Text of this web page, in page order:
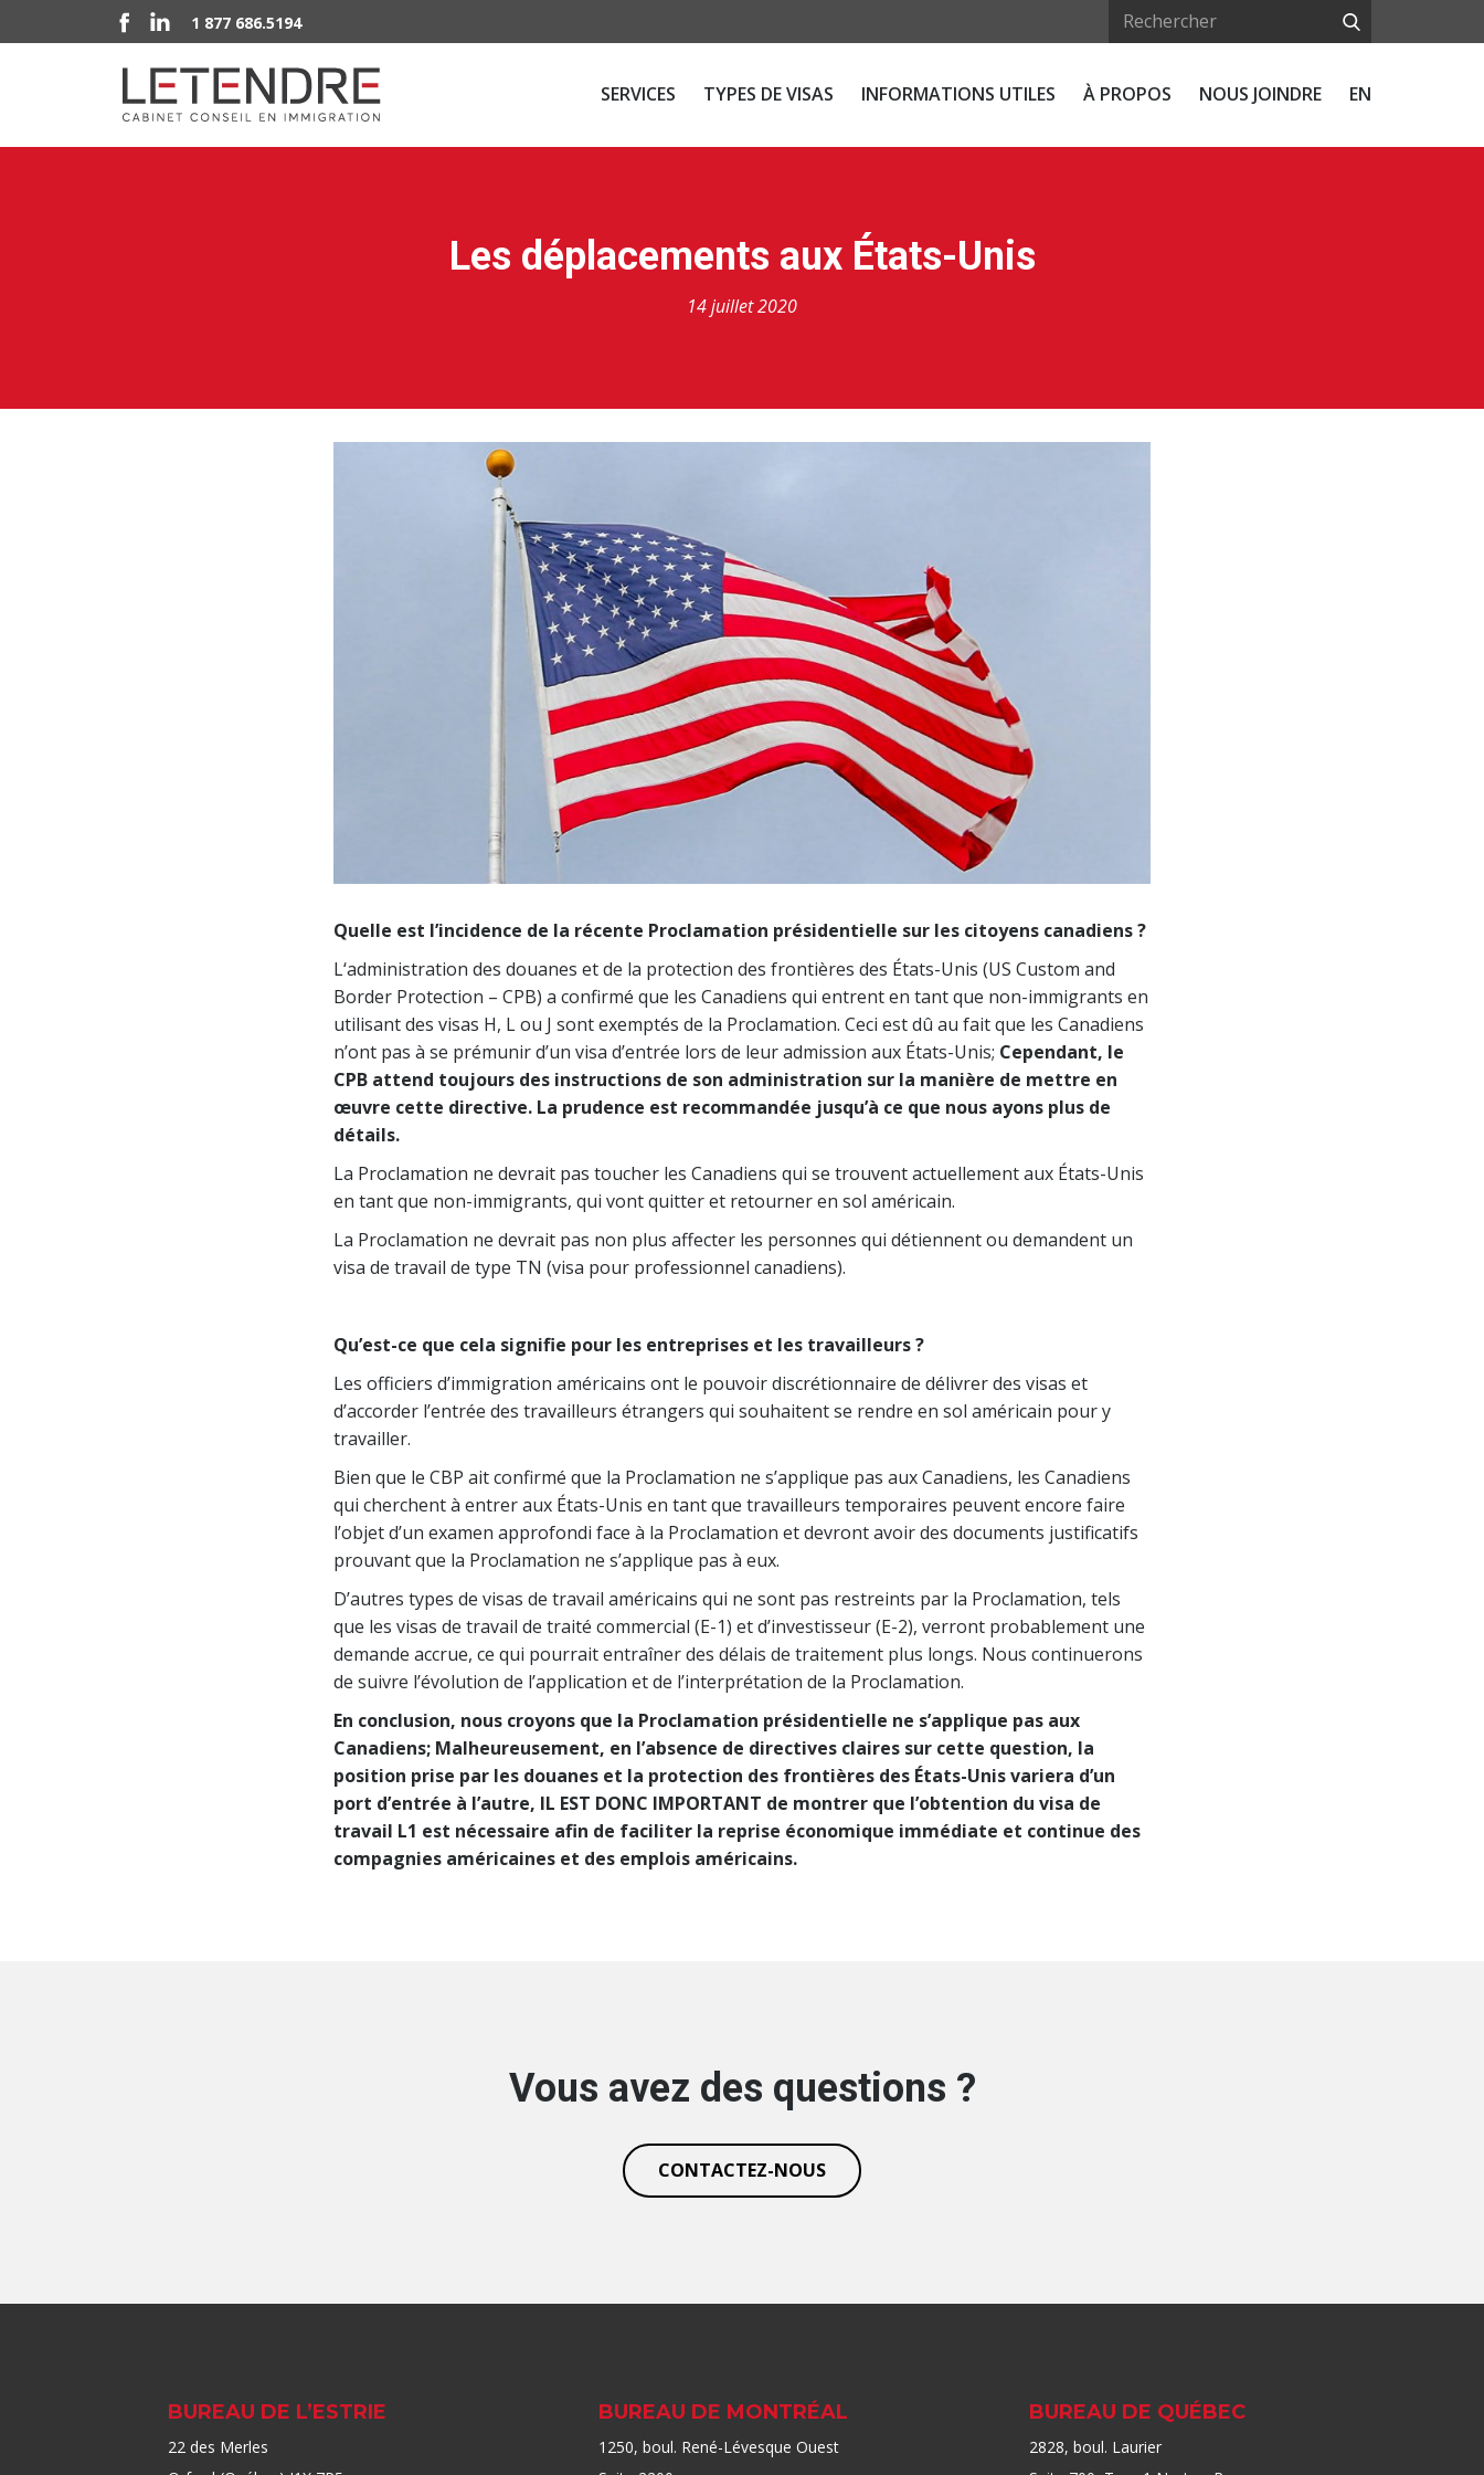
1 877 686.5194
SERVICES TYPES DE VISAS INFORMATIONS UTILES À PROPOS NOUS JOINDRE EN
Les déplacements aux États-Unis
14 juillet 2020
Quelle est l’incidence de la récente Proclamation présidentielle sur les citoyens canadiens ?
L‘administration des douanes et de la protection des frontières des États-Unis (US Custom and
Border Protection – CPB) a confirmé que les Canadiens qui entrent en tant que non-immigrants en
utilisant des visas H, L ou J sont exemptés de la Proclamation. Ceci est dû au fait que les Canadiens
n’ont pas à se prémunir d’un visa d’entrée lors de leur admission aux États-Unis; Cependant, le
CPB attend toujours des instructions de son administration sur la manière de mettre en
œuvre cette directive. La prudence est recommandée jusqu’à ce que nous ayons plus de
détails.
La Proclamation ne devrait pas toucher les Canadiens qui se trouvent actuellement aux États-Unis
en tant que non-immigrants, qui vont quitter et retourner en sol américain.
La Proclamation ne devrait pas non plus affecter les personnes qui détiennent ou demandent un
visa de travail de type TN (visa pour professionnel canadiens).
Qu’est-ce que cela signifie pour les entreprises et les travailleurs ?
Les officiers d’immigration américains ont le pouvoir discrétionnaire de délivrer des visas et
d’accorder l’entrée des travailleurs étrangers qui souhaitent se rendre en sol américain pour y
travailler.
Bien que le CBP ait confirmé que la Proclamation ne s’applique pas aux Canadiens, les Canadiens
qui cherchent à entrer aux États-Unis en tant que travailleurs temporaires peuvent encore faire
l’objet d’un examen approfondi face à la Proclamation et devront avoir des documents justificatifs
prouvant que la Proclamation ne s’applique pas à eux.
D’autres types de visas de travail américains qui ne sont pas restreints par la Proclamation, tels
que les visas de travail de traité commercial (E-1) et d’investisseur (E-2), verront probablement une
demande accrue, ce qui pourrait entraîner des délais de traitement plus longs. Nous continuerons
de suivre l’évolution de l’application et de l’interprétation de la Proclamation.
En conclusion, nous croyons que la Proclamation présidentielle ne s’applique pas aux
Canadiens; Malheureusement, en l’absence de directives claires sur cette question, la
position prise par les douanes et la protection des frontières des États-Unis variera d’un
port d’entrée à l’autre, IL EST DONC IMPORTANT de montrer que l’obtention du visa de
travail L1 est nécessaire afin de faciliter la reprise économique immédiate et continue des
compagnies américaines et des emplois américains.
Vous avez des questions ?
CONTACTEZ-NOUS
BUREAU DE L’ESTRIE
22 des Merles
BUREAU DE MONTRÉAL
1250, boul. René-Lévesque Ouest
BUREAU DE QUÉBEC
2828, boul. Laurier